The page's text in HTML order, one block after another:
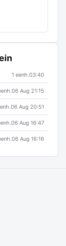
1 eenh.03:40
06 Aug 21:15
06 Aug 20:51
06 Aug 16:47
06 Aug 16:16